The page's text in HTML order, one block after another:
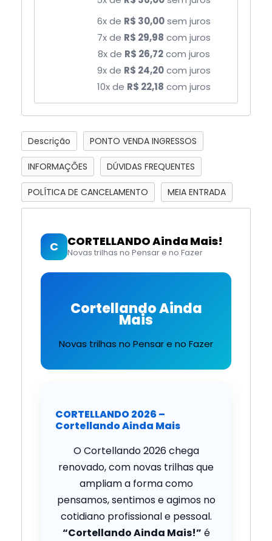
6x de R$ 30,00sem juros
7x de R$ 29,98 com juros
8x de R$ 26,72com juros
9x de R$ 24,20com juros
10x de R$ 22,18 com juros
Descrição PONTO VENDA INGRESSOS
INFORMAÇÕES DÚVIDAS FREQUENTES
POLÍTICA DE CANCELAMENTO MEIA ENTRADA
C CORTELLANDO Ainda Mais!
Novas trilhas no Pensar e no Fazer
Cortellando Ainda
Mais
Novas trilhas no Pensar e no Fazer
CORTELLANDO 2026 –
Cortellando Ainda Mais
O Cortellando 2026 chega
renovado, com novas trilhas que
ampliam a forma como
pensamos, sentimos e agimos no
cotidiano profissional e pessoal.
“Cortellando Ainda Mais!” é